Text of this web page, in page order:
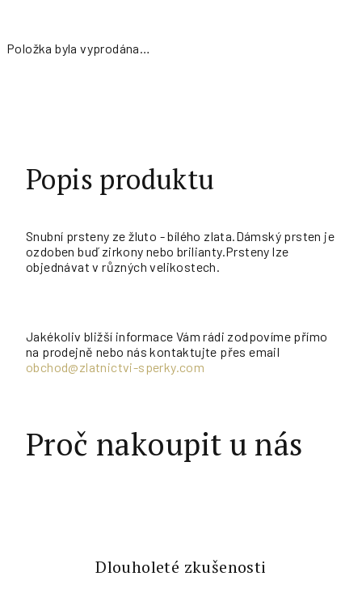
Položka byla vyprodána…
Popis produktu
Snubní prsteny ze žluto - bílého zlata.Dámský prsten je
ozdoben buď zirkony nebo brilianty.Prsteny lze
objednávat v různých velikostech.
Jakékoliv bližší informace Vám rádi zodpovíme přímo
na prodejně nebo nás kontaktujte přes email
obchod@zlatnictvi-sperky.com
Proč nakoupit u nás
Dlouholeté zkušenosti